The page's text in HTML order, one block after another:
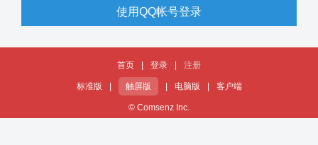
使用QQ帐号登录
首页 登录 注册
标准版 触屏版 电脑版 客户端
© Comsenz Inc.